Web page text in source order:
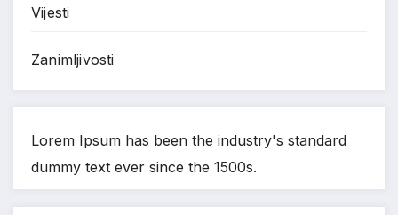
Vijesti
Zanimljivosti
Lorem Ipsum has been the industry's standard
dummy text ever since the 1500s.